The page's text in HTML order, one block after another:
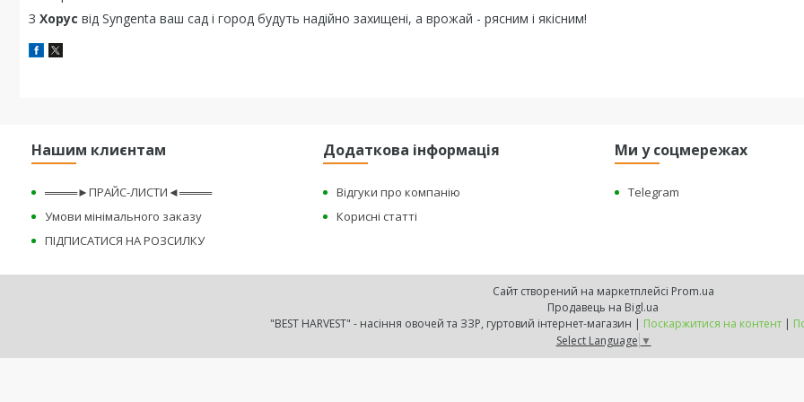
З Хорус від Syngenta ваш сад і город будуть надійно захищені, а врожай - рясним і якісним!
Нашим клиєнтам
════►ПРАЙС-ЛИСТИ◄════
Умови мінімального заказу
ПІДПИСАТИСЯ НА РОЗСИЛКУ
Додаткова інформація
Відгуки про компанію
Корисні статті
Ми у соцмережах
Telegram
Сайт створений на маркетплейсі Prom.ua
Продавець на Bigl.ua
"BEST HARVEST" - насіння овочей та ЗЗР, гуртовий інтернет-магазин | Поскаржитися на контент |
Select Language ▼